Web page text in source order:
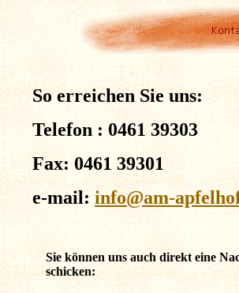
So erreichen Sie uns:
Telefon : 0461 39303
Fax: 0461 39301
e-mail:info@am-
Sie können uns auch direkt eine
schicken: